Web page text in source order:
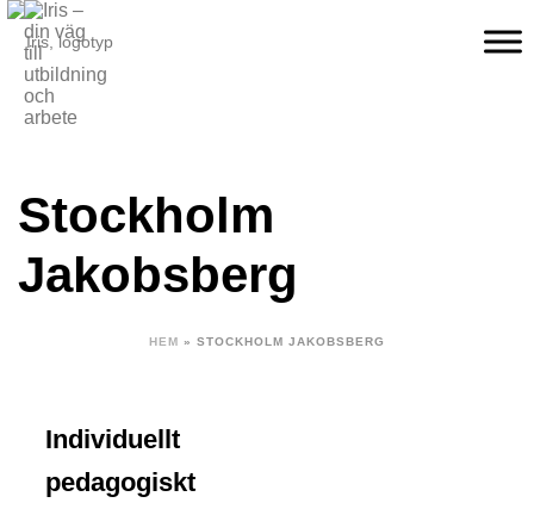
Stockholm
Jakobsberg
HEM » STOCKHOLM JAKOBSBERG
Individuellt
pedagogiskt